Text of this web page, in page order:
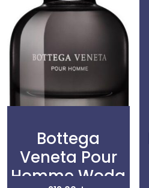
Bottega
Veneta Pour
Homme Woda